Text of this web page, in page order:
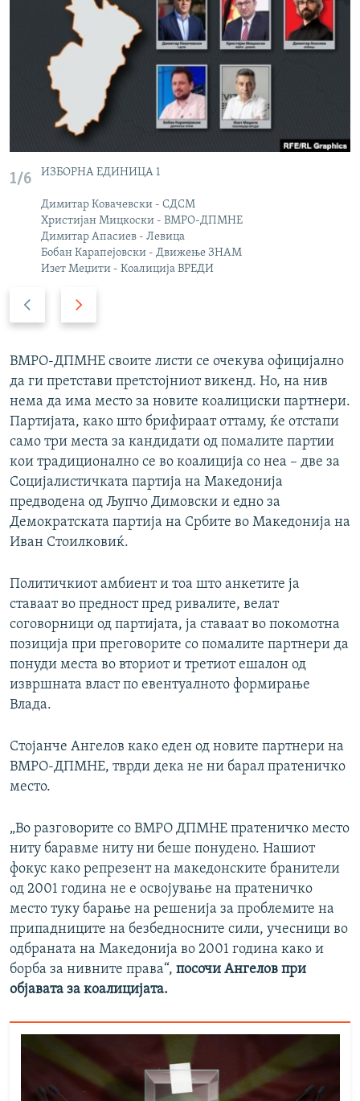
1/6 ИЗБОРНА ЕДИНИЦА 1
Димитар Ковачевски - СДСМ
Христијан Мицкоски - ВМРО-ДПМНЕ
Димитар Апасиев - Левица
Бобан Карапејовски - Движење ЗНАМ
Изет Меџити - Коалиција ВРЕДИ
v
i
o
u
s
s
l
i
d
e
t
s
i
d
e
ВМРО-ДПМНЕ своите листи се очекува официјално
да ги претстави претстојниот викенд. Но, на нив
нема да има место за новите коалициски партнери.
Партијата, како што брифираат оттаму, ќе отстапи
само три места за кандидати од помалите партии
кои традиционално се во коалиција со неа – две за
Социјалистичката партија на Македонија
предводена од Љупчо Димовски и едно за
Демократската партија на Србите во Македонија на
Иван Стоилковиќ.
Политичкиот амбиент и тоа што анкетите ја
ставаат во предност пред ривалите, велат
соговорници од партијата, ја ставаат во покомотна
позиција при преговорите со помалите партнери да
понуди места во вториот и третиот ешалон од
извршната власт по евентуалното формирање
Влада.
Стојанче Ангелов како еден од новите партнери на
ВМРО-ДПМНЕ, тврди дека не ни барал пратеничко
место.
„Во разговорите со ВМРО ДПМНЕ пратеничко место
ниту баравме ниту ни беше понудено. Нашиот
фокус како репрезент на македонските бранители
од 2001 година не е освојување на пратеничко
место туку барање на решенија за проблемите на
припадниците на безбедносните сили, учесници во
одбраната на Македонија во 2001 година како и
борба за нивните права“, посочи Ангелов при
објавата за коалицијата.